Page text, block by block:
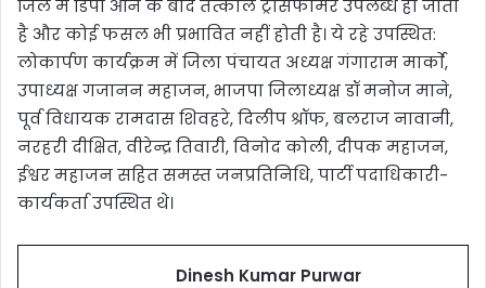
जिले में डिपो आने के बाद तत्काल ट्रांसफार्मर उपलब्ध हो जाता
है और कोई फसल भी प्रभावित नहीं होती है। ये रहे उपस्थित:
लोकार्पण कार्यक्रम में जिला पंचायत अध्यक्ष गंगाराम मार्काे,
उपाध्यक्ष गजानन महाजन, भाजपा जिलाध्यक्ष डॉ मनोज माने,
पूर्व विधायक रामदास शिवहरे, दिलीप श्रॉफ, बलराज नावानी,
नरहरी दीक्षित, वीरेन्द्र तिवारी, विनोद कोली, दीपक महाजन,
ईश्वर महाजन सहित समस्त जनप्रतिनिधि, पार्टी पदाधिकारी-
कार्यकर्ता उपस्थित थे।
Dinesh Kumar Purwar